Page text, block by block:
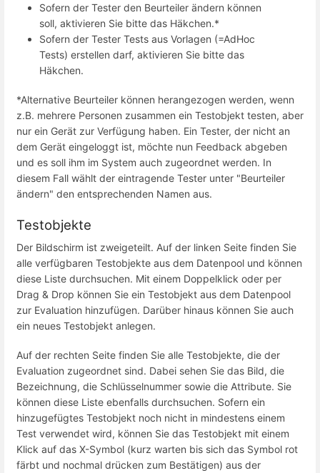
Sofern der Tester den Beurteiler ändern können
soll, aktivieren Sie bitte das Häkchen.*
Sofern der Tester Tests aus Vorlagen (=AdHoc
Tests) erstellen darf, aktivieren Sie bitte das
Häkchen.
*Alternative Beurteiler können herangezogen werden, wenn
z.B. mehrere Personen zusammen ein Testobjekt testen, aber
nur ein Gerät zur Verfügung haben. Ein Tester, der nicht an
dem Gerät eingeloggt ist, möchte nun Feedback abgeben
und es soll ihm im System auch zugeordnet werden. In
diesem Fall wählt der eintragende Tester unter "Beurteiler
ändern" den entsprechenden Namen aus.
Testobjekte
Der Bildschirm ist zweigeteilt. Auf der linken Seite finden Sie
alle verfügbaren Testobjekte aus dem Datenpool und können
diese Liste durchsuchen. Mit einem Doppelklick oder per
Drag & Drop können Sie ein Testobjekt aus dem Datenpool
zur Evaluation hinzufügen. Darüber hinaus können Sie auch
ein neues Testobjekt anlegen.
Auf der rechten Seite finden Sie alle Testobjekte, die der
Evaluation zugeordnet sind. Dabei sehen Sie das Bild, die
Bezeichnung, die Schlüsselnummer sowie die Attribute. Sie
können diese Liste ebenfalls durchsuchen. Sofern ein
hinzugefügtes Testobjekt noch nicht in mindestens einem
Test verwendet wird, können Sie das Testobjekt mit einem
Klick auf das X-Symbol (kurz warten bis sich das Symbol rot
färbt und nochmal drücken zum Bestätigen) aus der